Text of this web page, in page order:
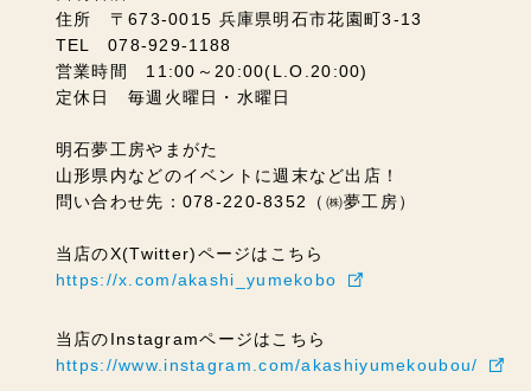
住所 〒673-0015 兵庫県明石市花園町3-13
TEL 078-929-1188
営業時間 11:00～20:00(L.O.20:00)
定休日 毎週火曜日・水曜日
明石夢工房やまがた
山形県内などのイベントに週末など出店！
問い合わせ先：078-220-8352（㈱夢工房）
当店のX(Twitter)ページはこちら
https://x.com/akashi_yumekobo
当店のInstagramページはこちら
https://www.instagram.com/akashiyumekoubou/